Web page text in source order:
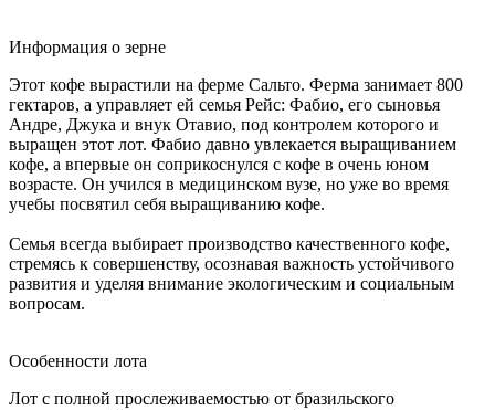
Информация о зерне
Этот кофе вырастили на ферме Сальто. Ферма занимает 800
гектаров, а управляет ей семья Рейс: Фабио, его сыновья
Андре, Джука и внук Отавио, под контролем которого и
выращен этот лот. Фабио давно увлекается выращиванием
кофе, а впервые он соприкоснулся с кофе в очень юном
возрасте. Он учился в медицинском вузе, но уже во время
учебы посвятил себя выращиванию кофе.
Семья всегда выбирает производство качественного кофе,
стремясь к совершенству, осознавая важность устойчивого
развития и уделяя внимание экологическим и социальным
вопросам.
Особенности лота
Лот с полной прослеживаемостью от бразильского